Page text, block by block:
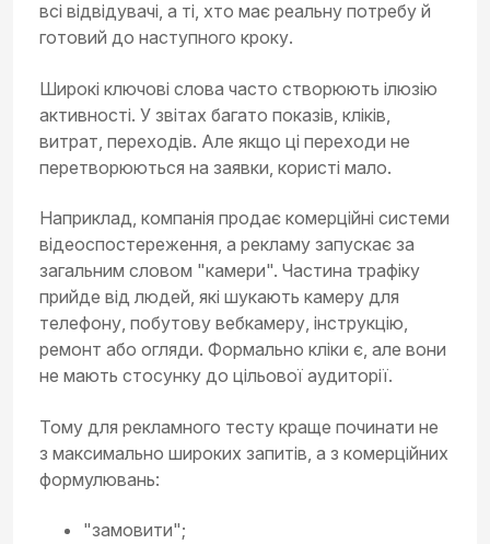
всі відвідувачі, а ті, хто має реальну потребу й
готовий до наступного кроку.
Широкі ключові слова часто створюють ілюзію
активності. У звітах багато показів, кліків,
витрат, переходів. Але якщо ці переходи не
перетворюються на заявки, користі мало.
Наприклад, компанія продає комерційні системи
відеоспостереження, а рекламу запускає за
загальним словом "камери". Частина трафіку
прийде від людей, які шукають камеру для
телефону, побутову вебкамеру, інструкцію,
ремонт або огляди. Формально кліки є, але вони
не мають стосунку до цільової аудиторії.
Тому для рекламного тесту краще починати не
з максимально широких запитів, а з комерційних
формулювань:
"замовити";